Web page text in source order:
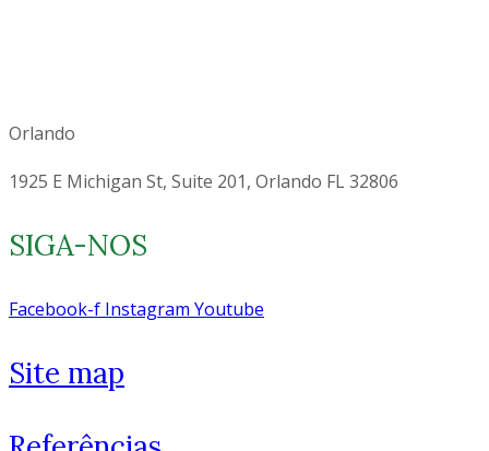
Orlando
1925 E Michigan St, Suite 201, Orlando FL 32806
SIGA-NOS
Facebook-f Instagram Youtube
Site map